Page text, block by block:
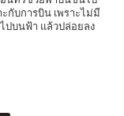
กับการบิน เพราะไม่มี
ปบนฟ้า แล้วปล่อยลง